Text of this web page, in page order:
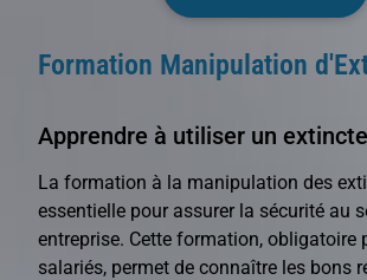
Formation Manipulation
Apprendre à utiliser un
La formation à la manipulation des
essentielle pour assurer la sécurité au
entreprise. Cette formation, obligatoire
salariés, permet de connaître les bons